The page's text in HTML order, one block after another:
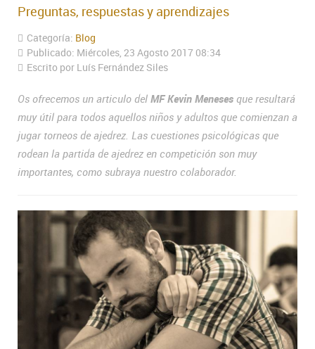
Preguntas, respuestas y aprendizajes
Categoría: Blog
Publicado: Miércoles, 23 Agosto 2017 08:34
Escrito por Luís Fernández Siles
Os ofrecemos un articulo del MF Kevin Meneses que resultará
muy útil para todos aquellos niños y adultos que comienzan a
jugar torneos de ajedrez. Las cuestiones psicológicas que
rodean la partida de ajedrez en competición son muy
importantes, como subraya nuestro colaborador.